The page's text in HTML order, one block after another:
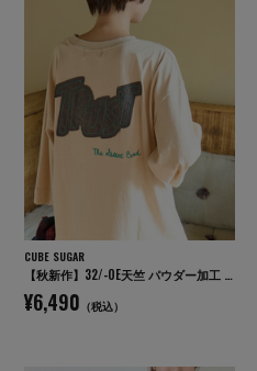
CUBE SUGAR
【秋新作】32/-OE天竺 パウダー加工 パッチロゴ 刺繍 Tシャツ
¥6,490 （税込）